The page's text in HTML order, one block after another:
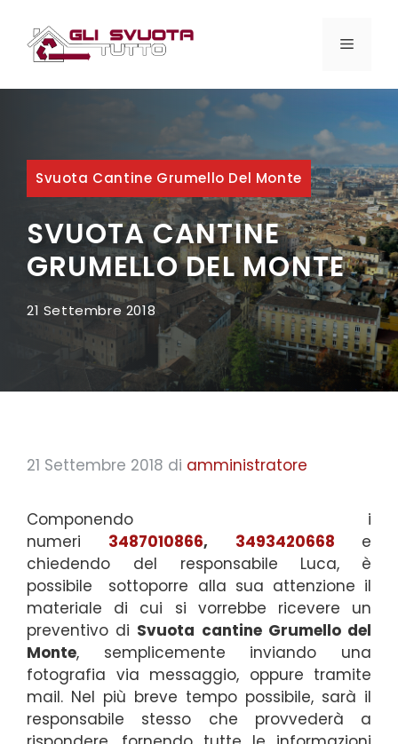
contenuto
MENU
Svuota Cantine Grumello Del Monte
SVUOTA CANTINE
GRUMELLO DEL MONTE
21 Settembre 2018
21 Settembre 2018 di amministratore
Componendo i
numeri 3487010866, 3493420668
e
chiedendo del responsabile Luca,
è
possibile
sottoporre alla sua attenzione il
materiale di cui si vorrebbe ricevere un
preventivo di Svuota cantine Grumello del
Monte, semplicemente inviando una
fotografia via messaggio, oppure tramite
mail. Nel più breve tempo possibile, sarà il
responsabile stesso che provvederà a